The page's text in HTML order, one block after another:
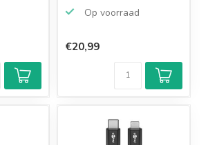
Op voorraad
€20,99